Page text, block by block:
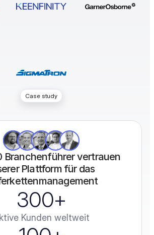
Case study
Branchenführer vertrauen
Plattform für das
300+
Kunden weltweit